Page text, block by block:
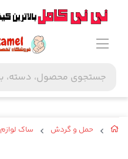
حمل و گردش ساک لوازم